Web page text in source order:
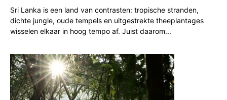
Sri Lanka is een land van contrasten: tropische stranden,
dichte jungle, oude tempels en uitgestrekte theeplantages
wisselen elkaar in hoog tempo af. Juist daarom...